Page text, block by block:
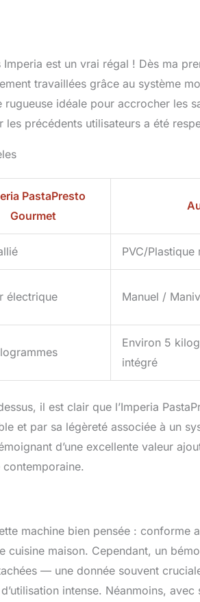
pâtes, manivelle pour utilisation
PRODUIT IMPERIA: La machine à
produit d'Imperia & Monferrina S.P.A.,
est un vrai régal ! Dès ma
travaillées grâce au système
idéale pour accrocher les
précédents utilisateurs a été
PastaPresto
Gourmet
PVC/Plastique
électrique Manuel /
Environ 5
intégré
il est clair que l’Imperia
et par sa légèreté associée à un
d’une excellente valeur
machine bien pensée : conforme
cuisine maison. Cependant, un
— une donnée souvent
intense. Néanmoins,